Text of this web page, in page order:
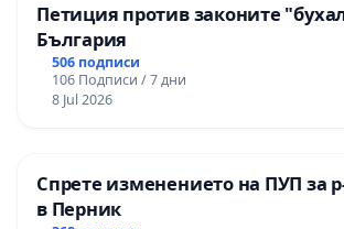
Петиция против законите
България
506 подписи
106 Подписи / 7 дни
8 Jul 2026
Спрете изменението на ПУП за
в Перник